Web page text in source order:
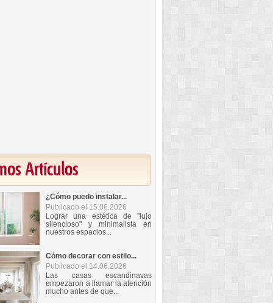
Artículos
¿Cómo puedo instalar...
Publicado el 15.06.2026
Lograr una estética de "lujo
silencioso" y minimalista en
nuestros espacios...
Cómo decorar con estilo...
Publicado el 14.06.2026
Las casas escandinavas
empezaron a llamar la atención
mucho antes de que...